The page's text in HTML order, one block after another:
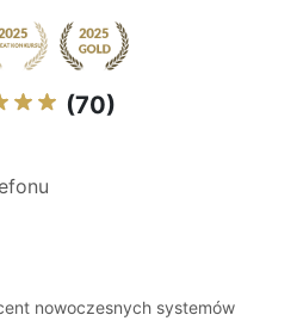
(70)
nowoczesnych systemów